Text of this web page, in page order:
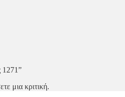
1271”
μια κριτική.